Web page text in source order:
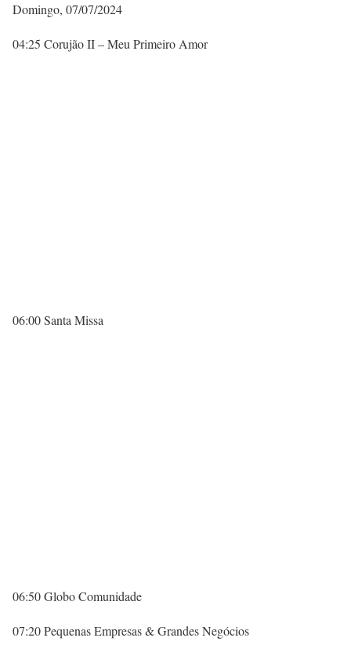
Domingo, 07/07/2024
04:25 Corujão II – Meu Primeiro Amor
06:00 Santa Missa
06:50 Globo Comunidade
07:20 Pequenas Empresas & Grandes Negócios